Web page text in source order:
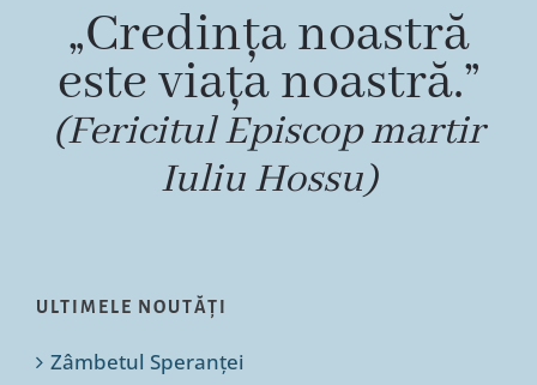
„Credința noastră
este viața noastră.”
(Fericitul Episcop martir
Iuliu Hossu)
ULTIMELE NOUTĂȚI
Zâmbetul Speranței